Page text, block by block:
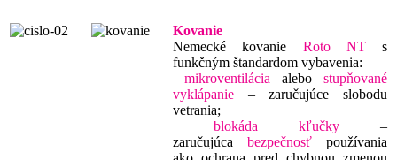
Kovanie
Nemecké kovanie Roto NTs
funkčným štandardom vybavenia:
mikroventilácia alebo stupňované
vyklápanie – zaručujúce slobodu
vetrania;
blokáda kľučky –
zaručujúca bezpečnosť používania